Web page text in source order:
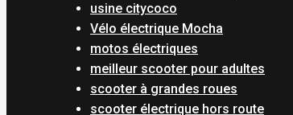
usine citycoco
Vélo électrique Mocha
motos électriques
meilleur scooter pour adultes
scooter à grandes roues
scooter électrique hors route